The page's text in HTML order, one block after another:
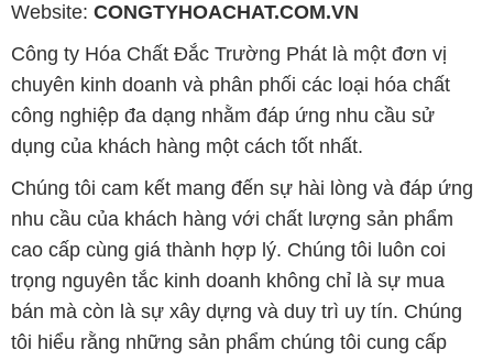
Website: CONGTYHOACHAT.COM.VN
Công ty Hóa Chất Đắc Trường Phát là một đơn vị
chuyên kinh doanh và phân phối các loại hóa chất
công nghiệp đa dạng nhằm đáp ứng nhu cầu sử
dụng của khách hàng một cách tốt nhất.
Chúng tôi cam kết mang đến sự hài lòng và đáp ứng
nhu cầu của khách hàng với chất lượng sản phẩm
cao cấp cùng giá thành hợp lý. Chúng tôi luôn coi
trọng nguyên tắc kinh doanh không chỉ là sự mua
bán mà còn là sự xây dựng và duy trì uy tín. Chúng
tôi hiểu rằng những sản phẩm chúng tôi cung cấp